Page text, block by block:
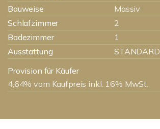
Bauweise
Massiv
Schlafzimmer
2
Badezimmer
1
Ausstattung
STANDARD
Provision für Käufer
4,64% vom Kaufpreis inkl. 16% MwSt.